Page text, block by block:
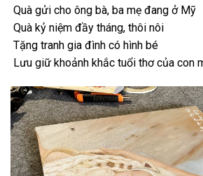
Quà gửi cho ông bà, ba mẹ đang ở Mỹ
Quà kỷ niệm đầy tháng, thôi nôi
Tặng tranh gia đình có hình bé
Lưu giữ khoảnh khắc tuổi thơ của con